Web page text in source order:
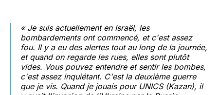
« Je suis actuellement en Israël, les
bombardements ont commencé, et c'est assez
fou. Il y a eu des alertes tout au long de la journée,
et quand on regarde les rues, elles sont plutôt
vides. Vous pouvez entendre et sentir les bombes,
c'est assez inquiétant. C'est la deuxième guerre
que je vis. Quand je jouais pour UNICS (Kazan), il